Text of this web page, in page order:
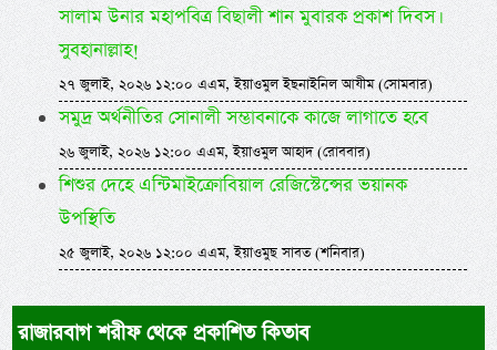
সালাম উনার মহাপবিত্র বিছালী শান মুবারক প্রকাশ দিবস।
সুবহানাল্লাহ!
২৭ জুলাই, ২০২৬ ১২:০০ এএম, ইয়াওমুল ইছনাইনিল আযীম (সোমবার)
সমুদ্র অর্থনীতির সোনালী সম্ভাবনাকে কাজে লাগাতে হবে
২৬ জুলাই, ২০২৬ ১২:০০ এএম, ইয়াওমুল আহাদ (রোববার)
শিশুর দেহে এন্টিমাইক্রোবিয়াল রেজিস্টেন্সের ভয়ানক
উপস্থিতি
২৫ জুলাই, ২০২৬ ১২:০০ এএম, ইয়াওমুছ সাবত (শনিবার)
রাজারবাগ শরীফ থেকে প্রকাশিত কিতাব